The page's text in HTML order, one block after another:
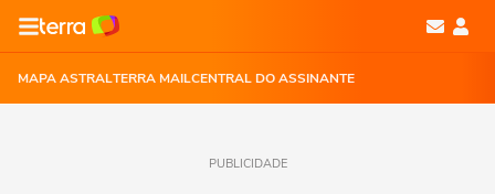
MAPA ASTRALTERRA MAILCENTRAL DO ASSINANTE
PUBLICIDADE